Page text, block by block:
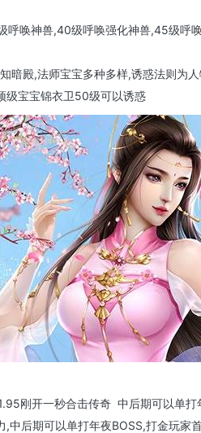
呼唤神兽,40级呼唤强化神兽,45级呼
暗殿,法师宝宝多种多样,诱惑法则为
级宝宝锦衣卫50级可以诱惑
刚开一秒合击传奇 中后期可以单
,中后期可以单打年夜BOSS,打金玩家